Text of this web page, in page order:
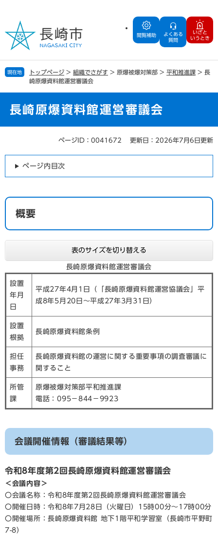
の
で
す
ー
ば
し
閲覧補助
よくある
質問
いざと
いうとき
現在地 トップページ > 組織でさがす > 原爆被爆対策部 > 平和推進課 > 長
崎原爆資料館運営審議会
長崎原爆資料館運営審議会
ページID：0041672 更新日：2026年7月6日更新
ページ内目次
概要
表のサイズを切り替える
長崎原爆資料館運営審議会
設置
年月
日
平成27年4月1日（「長崎原爆資料館運営協議会」平
成8年5月20日～平成27年3月31日）
設置
根拠
長崎原爆資料館条例
担任
事務
長崎原爆資料館の運営に関する重要事項の調査審議に
関すること
所管
課
原爆被爆対策部平和推進課
電話：095－844－9923
会議開催情報（審議結果等）
令和8年度第2回長崎原爆資料館運営審議会
＜会議内容＞
〇会議名称：令和8年度第2回長崎原爆資料館運営審議会
〇開催日時：令和8年7月28日（火曜日）15時00分～17時00分
〇開催場所：長崎原爆資料館 地下1階平和学習室（長崎市平野町
7-8）